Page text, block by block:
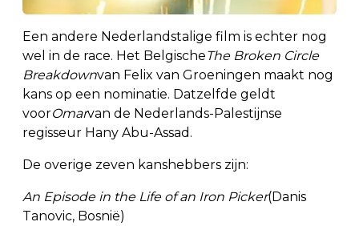
Een andere Nederlandstalige film is echter nog
wel in de race. Het BelgischeThe Broken Circle
Breakdownvan Felix van Groeningen maakt nog
kans op een nominatie. Datzelfde geldt
voorOmarvan de Nederlands-Palestijnse
regisseur Hany Abu-Assad.
De overige zeven kanshebbers zijn:
An Episode in the Life of an Iron Picker(Danis
Tanovic, Bosnië)